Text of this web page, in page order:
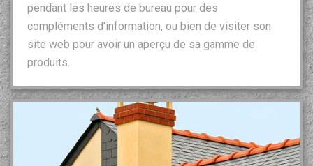
pendant les heures de bureau pour des
compléments d’information, ou bien de visiter son
site web pour avoir un aperçu de sa gamme de
produits.